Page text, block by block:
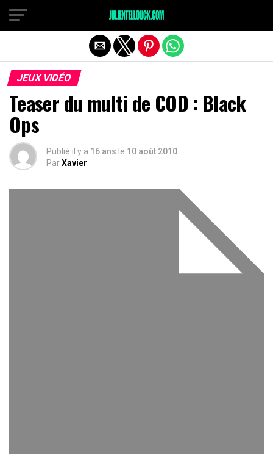
JEUX VIDÉO
Teaser du multi de COD : Black
Ops
Publié il y a 16 ans le 10 août 2010
ParXavier